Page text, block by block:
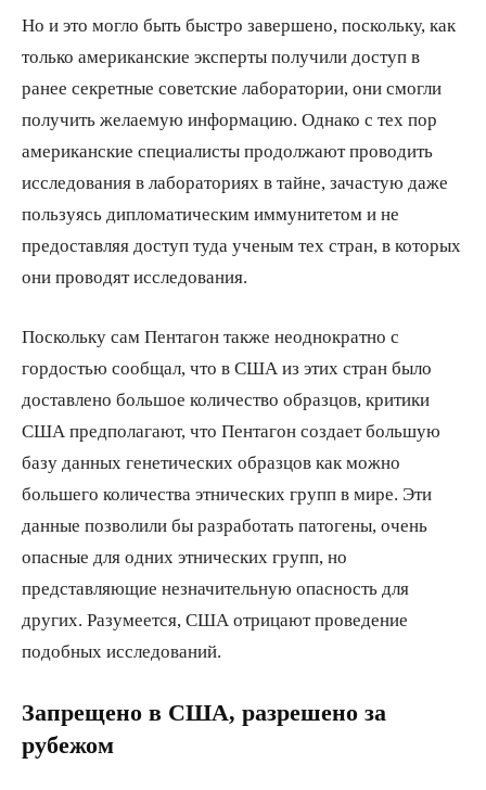
Но и это могло быть быстро завершено, поскольку, как
только американские эксперты получили доступ в
ранее секретные советские лаборатории, они смогли
получить желаемую информацию. Однако с тех пор
американские специалисты продолжают проводить
исследования в лабораториях в тайне, зачастую даже
пользуясь дипломатическим иммунитетом и не
предоставляя доступ туда ученым тех стран, в которых
они проводят исследования.
Поскольку сам Пентагон также неоднократно с
гордостью сообщал, что в США из этих стран было
доставлено большое количество образцов, критики
США предполагают, что Пентагон создает большую
базу данных генетических образцов как можно
большего количества этнических групп в мире. Эти
данные позволили бы разработать патогены, очень
опасные для одних этнических групп, но
представляющие незначительную опасность для
других. Разумеется, США отрицают проведение
подобных исследований.
Запрещено в США, разрешено за
рубежом